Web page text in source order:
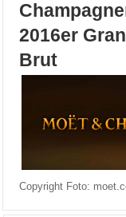
2016er
Brut
Copyright Foto: